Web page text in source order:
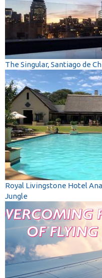
The Singular, Santiago de
Royal Livingstone Hotel
Jungle